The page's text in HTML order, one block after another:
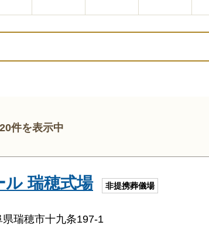
件を表示中
ル 瑞穂式場 非提携葬儀場
県瑞穂市十九条197-1